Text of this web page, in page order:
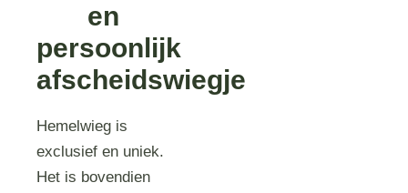
en
persoonlijk
afscheidswiegje
Hemelwieg is
exclusief en uniek.
Het is bovendien